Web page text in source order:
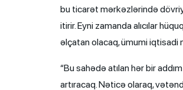
bu ticarət mərkəzlərində
itirir. Eyni zamanda alıcılar
əlçatan olacaq, ümumi
“Bu sahədə atılan hər bir
artıracaq. Nəticə olaraq,